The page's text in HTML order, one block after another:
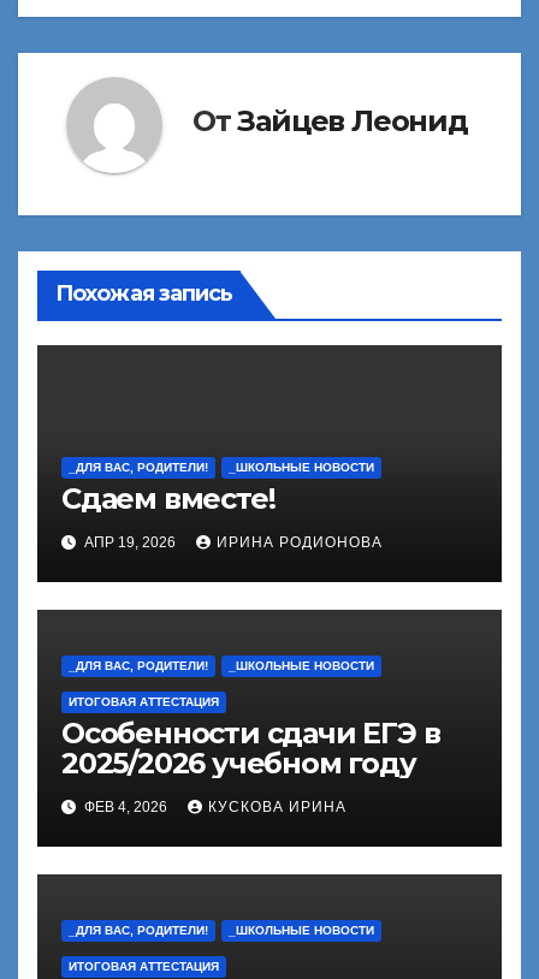
ОтЗайцев Леонид
Похожая запись
_ДЛЯ ВАС, РОДИТЕЛИ! _ШКОЛЬНЫЕ НОВОСТИ
Сдаем вместе!
АПР 19, 2026 ИРИНА РОДИОНОВА
_ДЛЯ ВАС, РОДИТЕЛИ! _ШКОЛЬНЫЕ НОВОСТИ
ИТОГОВАЯ АТТЕСТАЦИЯ
Особенности сдачи ЕГЭ в
2025/2026 учебном году
ФЕВ 4, 2026 КУСКОВА ИРИНА
_ДЛЯ ВАС, РОДИТЕЛИ! _ШКОЛЬНЫЕ НОВОСТИ
ИТОГОВАЯ АТТЕСТАЦИЯ